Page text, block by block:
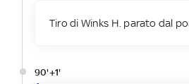
Tiro di Winks H. parato dal
90'+1'